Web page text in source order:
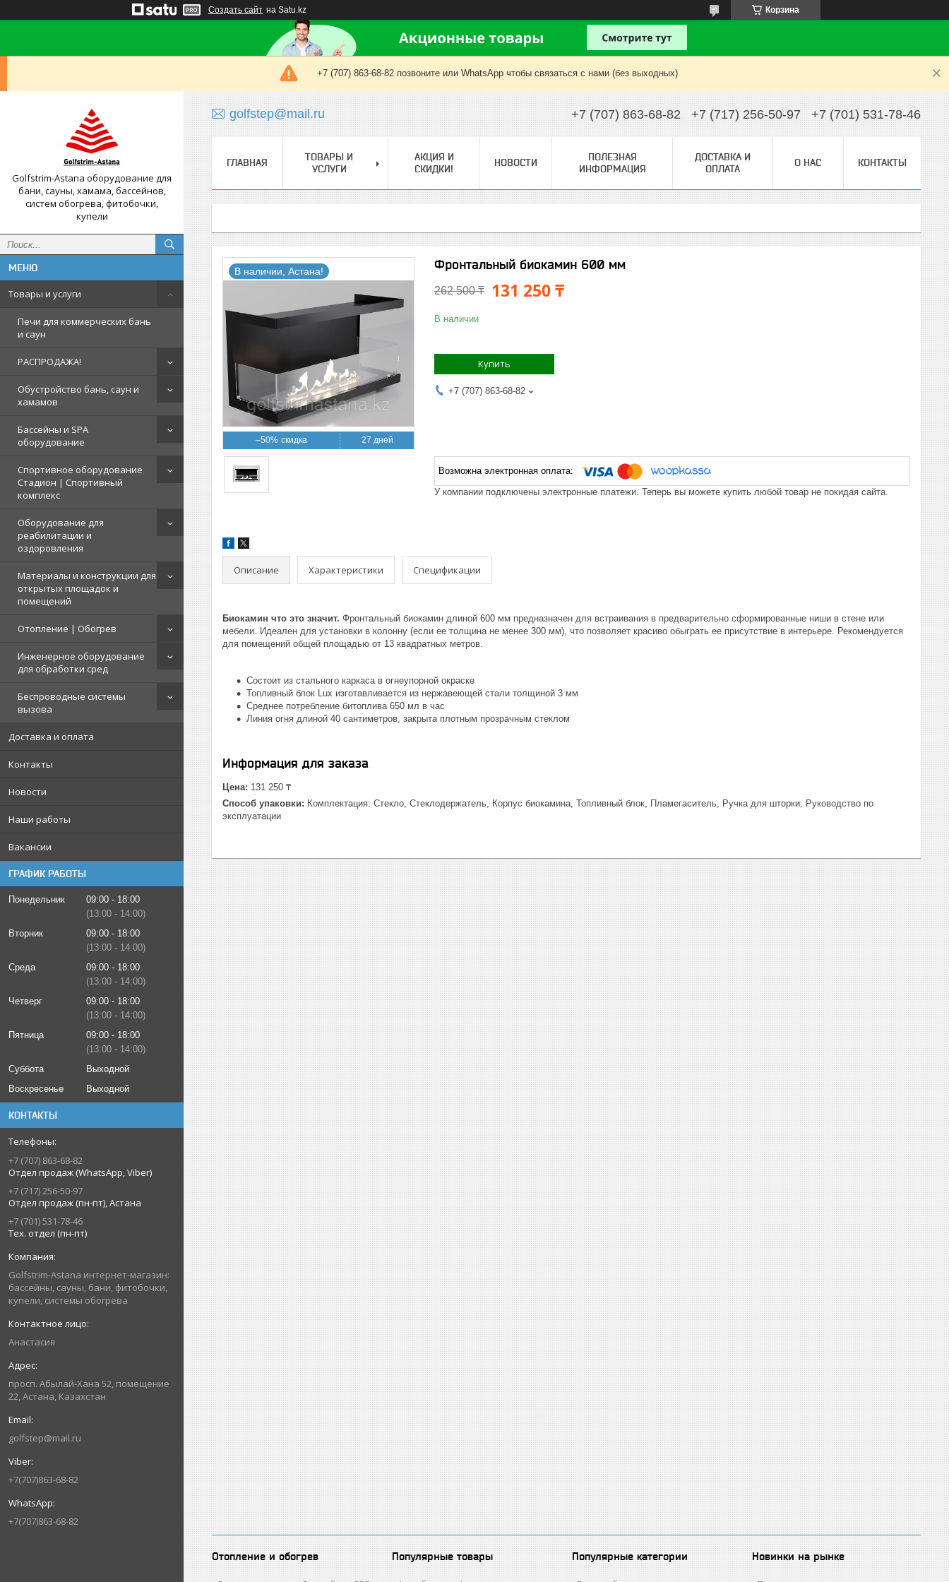
Создать сайт на Satu.kz Корзина
+7 (707) 863-68-82 позвоните или WhatsApp чтобы связаться с нами (без выходных)
Golfstrim-Astana оборудование для
бани, сауны, хамама, бассейнов,
систем обогрева, фитобочки,
купели
Товары и услуги
Печи для коммерческих бань
и саун
РАСПРОДАЖА!
Обустройство бань, саун и
хамамов
Бассейны и SPA
оборудование
Спортивное оборудование
Стадион | Cпортивный
комплекс
Оборудование для
реабилитации и
оздоровления
Материалы и конструкции для
открытых площадок и
помещений
Отопление | Обогрев
Инженерное оборудование
для обработки сред
Беспроводные системы
вызова
Доставка и оплата
Контакты
Новости
Наши работы
Вакансии
ГРАФИК РАБОТЫ
Понедельник 09:00
18:00
13:00
14:00
Вторник
09:00
18:00
13:00
14:00
Среда
09:00
18:00
13:00
14:00
Четверг
09:00
18:00
13:00
14:00
Пятница
09:00
18:00
13:00
14:00
Суббота
Выходной
Воскресенье
Выходной
КОНТАКТЫ
+7 (707) 863-68-82
Отдел продаж (WhatsApp, Viber)
+7 (717) 256-50-97
Отдел продаж (пн-пт), Астана
+7 (701) 531-78-46
Тех. отдел (пн-пт)
Golfstrim-Astana интернет-магазин:
бассейны, сауны, бани, фитобочки,
купели, системы обогрева
Анастасия
просп. Абылай-Хана 52, помещение
22, Астана, Казахстан
golfstep@mail.ru
+7(707)863-68-82
+7(707)863-68-82
golfstep@mail.ru +7 (707) 863-68-82 +7 (717) 256-50-97 +7 (701) 531-78-46
ГЛАВНАЯ
ТОВАРЫ И
УСЛУГИ
АКЦИЯ И
СКИДКИ!
НОВОСТИ
ПОЛЕЗНАЯ
ИНФОРМАЦИЯ
ДОСТАВКА И
ОПЛАТА
О НАС КОНТАКТЫ
–50% 27 дней
В наличии, Астана! Фронтальный биокамин 600 мм
262 500 ₸ 131 250 ₸
В наличии
Купить
+7 (707) 863-68-82
У компании подключены электронные платежи. Теперь вы можете купить любой товар не покидая сайта.
Описание Характеристики Спецификации
Биокамин что это значит. Фронтальный биокамин длиной 600 мм предназначен для встраивания в предварительно сформированные ниши в стене или
мебели. Идеален для установки в колонну (если ее толщина не менее 300 мм), что позволяет красиво обыграть ее присутствие в интерьере. Рекомендуется
для помещений общей площадью от 13 квадратных метров.
Состоит из стального каркаса в огнеупорной окраске
Топливный блок Lux изготавливается из нержавеющей стали толщиной 3 мм
Среднее потребление битоплива 650 мл в час
Линия огня длиной 40 сантиметров, закрыта плотным прозрачным стеклом
Информация для заказа
Цена: 131 250 ₸
Способ упаковки: Комплектация: Стекло, Стеклодержатель, Корпус биокамина, Топливный блок, Пламегаситель, Ручка для шторки, Руководство по
эксплуатации
Отопление и обогрев Популярные товары Популярные категории Новинки на рынке